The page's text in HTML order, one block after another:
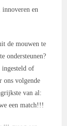
en
de mouwen te
ondersteunen?
ingesteld of
ons volgende
van al:
een match!!!